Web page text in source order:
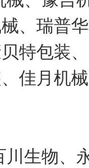
、瑞普
特包装
佳月机
生物、